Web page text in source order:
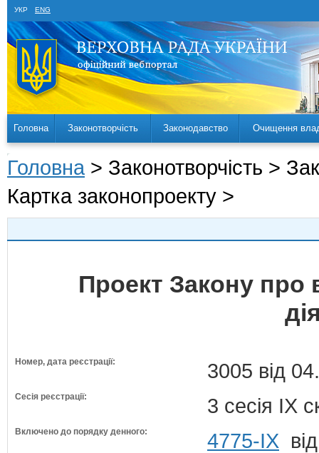
УКР ENG
Головна Законотворчість Законодавство Очищення
Головна > Законотворчість >
Картка законопроекту >
Проект Закону про
Номер, дата реєстрації: 3005 від
Сесія реєстрації: 3 сесія IX
Включено до порядку денного: 4775-IX